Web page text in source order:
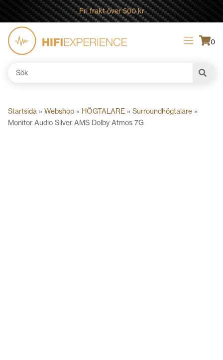
Fri frakt över 500 kr
0
Sök
Startsida » Webshop » HÖGTALARE » Surroundhögtalare »
Monitor Audio Silver AMS Dolby Atmos 7G